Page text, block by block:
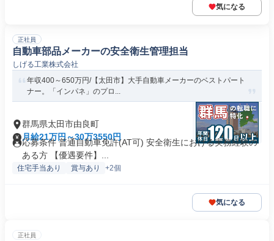
気になる
正社員
自動車部品メーカーの安全衛生管理担当
しげる工業株式会社
年収400～650万円/【太田市】大手自動車メーカーのベストパート
ナー。「インパネ」のプロ...
群馬県太田市由良町
月給21万円～30万3550円
応募条件 普通自動車免許(AT可) 安全衛生における実務経験の
ある方 【優遇要件】...
住宅手当あり 賞与あり +2個
気になる
正社員